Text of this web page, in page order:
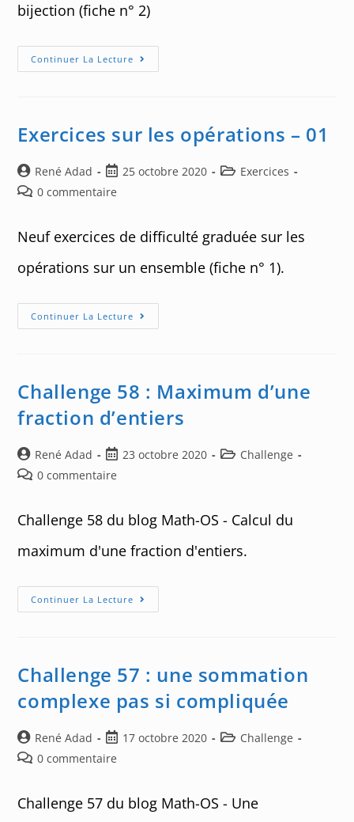
bijection (fiche n° 2)
Continuer La Lecture Exercices
Sur
Exercices sur les opérations – 01
Auteur/autrice
de
René Adad
Post
published:
25 octobre 2020
PostExercices
Post0 commentaire
Neuf exercices de difficulté graduée sur les
opérations sur un ensemble (fiche n° 1).
Continuer La Lecture Exercices
Sur
Challenge 58 : Maximum d’une
fraction d’entiers
Auteur/autrice
de
René Adad
Post
published:
23 octobre 2020
PostChallenge
Post0 commentaire
Challenge 58 du blog Math-OS - Calcul du
maximum d'une fraction d'entiers.
Continuer La Lecture Challenge
58
D’entiers
Challenge 57 : une sommation
complexe pas si compliquée
Auteur/autrice
de
René Adad
Post
published:
17 octobre 2020
PostChallenge
Post0 commentaire
Challenge 57 du blog Math-OS - Une